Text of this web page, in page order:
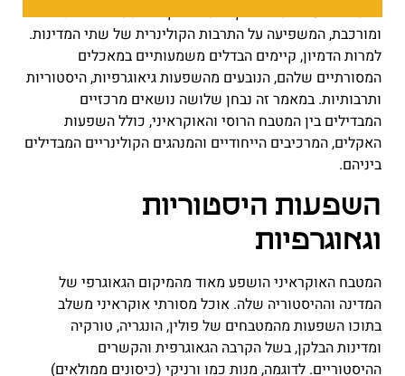
המטבחים של רוסיה ואוקראינה חולקים היסטוריה ארוכה
ומורכבת, המשפיעה על התרבות הקולינרית של שתי המדינות.
למרות הדמיון, קיימים הבדלים משמעותיים במאכלים
המסורתיים שלהם, הנובעים מהשפעות גיאוגרפיות, היסטוריות
ותרבותיות. במאמר זה נבחן שלושה נושאים מרכזיים
המבדילים בין המטבח הרוסי והאוקראיני, כולל השפעות
האקלים, המרכיבים הייחודיים והמנהגים הקולינריים המבדילים
ביניהם.
השפעות היסטוריות
וגאוגרפיות
המטבח האוקראיני הושפע מאוד מהמיקום הגאוגרפי של
המדינה וההיסטוריה שלה. אוכל מסורתי אוקראיני משלב
בתוכו השפעות מהמטבחים של פולין, הונגריה, טורקיה
ומדינות הבלקן, בשל הקרבה הגאוגרפית והקשרים
ההיסטוריים. לדוגמה, מנות כמו ורניקי (כיסונים ממולאים)